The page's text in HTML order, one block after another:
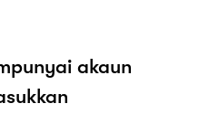
akaun